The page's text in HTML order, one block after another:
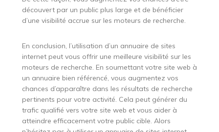
découvert par un public plus large et de bénéficier
d’une visibilité accrue sur les moteurs de recherche.
En conclusion, l’utilisation d’un annuaire de sites
internet peut vous offrir une meilleure visibilité sur les
moteurs de recherche. En soumettant votre site web à
un annuaire bien référencé, vous augmentez vos
chances d’apparaître dans les résultats de recherche
pertinents pour votre activité. Cela peut générer du
trafic qualifié vers votre site web et vous aider à
atteindre efficacement votre public cible. Alors